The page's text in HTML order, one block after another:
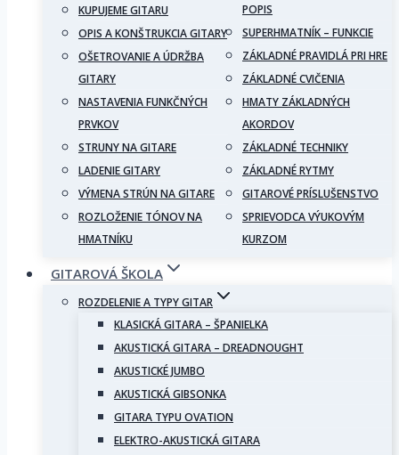
KUPUJEME GITARU
OPIS A KONŠTRUKCIA GITARY
OŠETROVANIE A ÚDRŽBA
GITARY
NASTAVENIA FUNKČNÝCH
PRVKOV
STRUNY NA GITARE
LADENIE GITARY
VÝMENA STRÚN NA GITARE
ROZLOŽENIE TÓNOV NA
HMATNÍKU
POPIS
SUPERHMATNÍK – FUNKCIE
ZÁKLADNÉ PRAVIDLÁ PRI HRE
ZÁKLADNÉ CVIČENIA
HMATY ZÁKLADNÝCH
AKORDOV
ZÁKLADNÉ TECHNIKY
ZÁKLADNÉ RYTMY
GITAROVÉ PRÍSLUŠENSTVO
SPRIEVODCA VÝUKOVÝM
KURZOM
GITAROVÁ ŠKOLA
ROZDELENIE A TYPY GITAR
KLASICKÁ GITARA – ŠPANIELKA
AKUSTICKÁ GITARA – DREADNOUGHT
AKUSTICKÉ JUMBO
AKUSTICKÁ GIBSONKA
GITARA TYPU OVATION
ELEKTRO-AKUSTICKÁ GITARA